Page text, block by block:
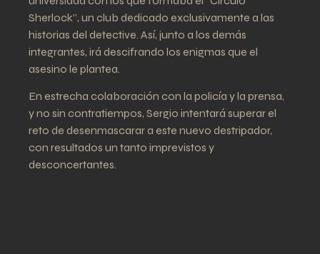
Sherlock”, un club dedicado exclusivamente a las
historias del detective. Así, junto a los demás
integrantes, irá descifrando los enigmas que el
asesino le plantea.
En estrecha colaboración con la policía y la prensa,
y no sin contratiempos, Sergio intentará superar el
reto de desenmascarar a este nuevo destripador,
con resultados un tanto imprevistos y
desconcertantes.